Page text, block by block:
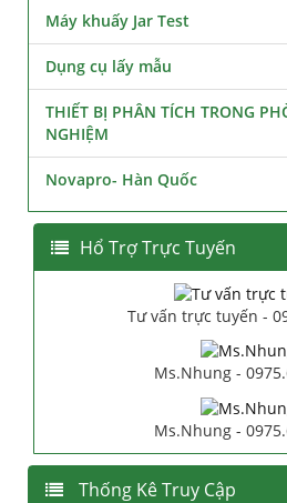
Máy khuấy Jar Test
Dụng cụ lấy mẫu
THIẾT BỊ PHÂN TÍCH TRONG
NGHIỆM
Novapro- Hàn Quốc
Hổ Trợ Trực Tuyến
Tư vấn trực tuyến -
Ms.Nhung -
Ms.Nhung -
Thống Kê Truy Cập